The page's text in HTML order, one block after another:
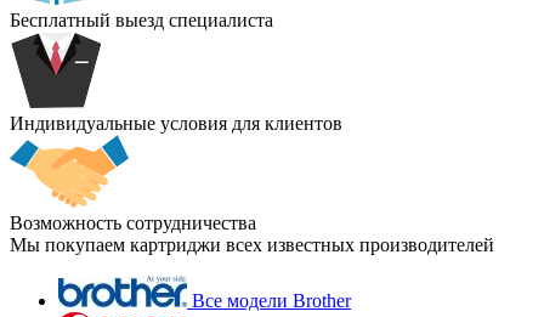
Бесплатный выезд специалиста
Индивидуальные условия для клиентов
Возможность сотрудничества
Мы покупаем картриджи всех известных производителей
Все модели Brother